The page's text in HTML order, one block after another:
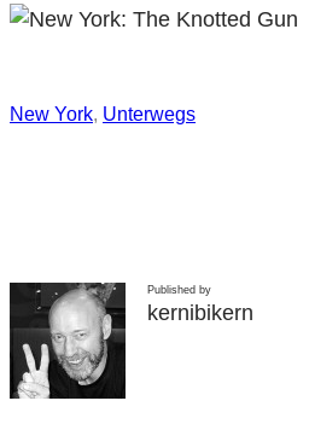
New York, Unterwegs
Published by
kernibikern